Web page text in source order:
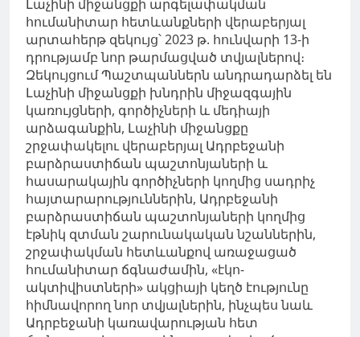
Լաչինի միջանցքի արգելափակման
հումանիտար հետևանքների վերաբերյալ
արտահերթ զեկույց՝ 2023 թ. հունվարի 13-ի
դրությամբ նոր թարմացված տվյալներով։
Զեկույցում Պաշտպաններն անդրադարձել են
Լաչինի միջանցքի խնդրին միջազգային
կառույցների, գործիչների և մեդիայի
արձագանքին, Լաչինի միջանցքը
շրջափակելու վերաբերյալ Ադրբեջանի
բարձրաստիճան պաշտոնյաների և
հասարակային գործիչների կողմից սադրիչ
հայտարարություններին, Ադրբեջանի
բարձրաստիճան պաշտոնյաների կողմից
էթնիկ զտման շարունակական նշաններին,
շրջափակման հետևանքով առաջացած
հումանիտար ճգնաժամին, «էկո-
ակտիվիստների» ակցիայի կեղծ էությունը
հիմնավորող նոր տվյալներին, ինչպես նաև
Ադրբեջանի կառավարության հետ